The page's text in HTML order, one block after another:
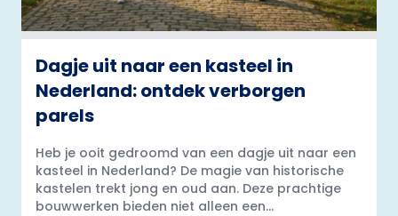
Dagje uit naar een kasteel in
Nederland: ontdek verborgen
parels
Heb je ooit gedroomd van een dagje uit naar een
kasteel in Nederland? De magie van historische
kastelen trekt jong en oud aan. Deze prachtige
bouwwerken bieden niet alleen een...